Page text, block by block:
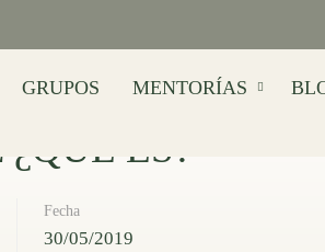
GRUPOS MENTORÍAS
ES?
Fecha
30/05/2019